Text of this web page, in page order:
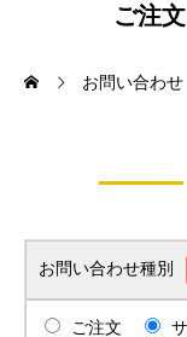
ご注
お問い合わせ
お問い合わせ種別
ご注文